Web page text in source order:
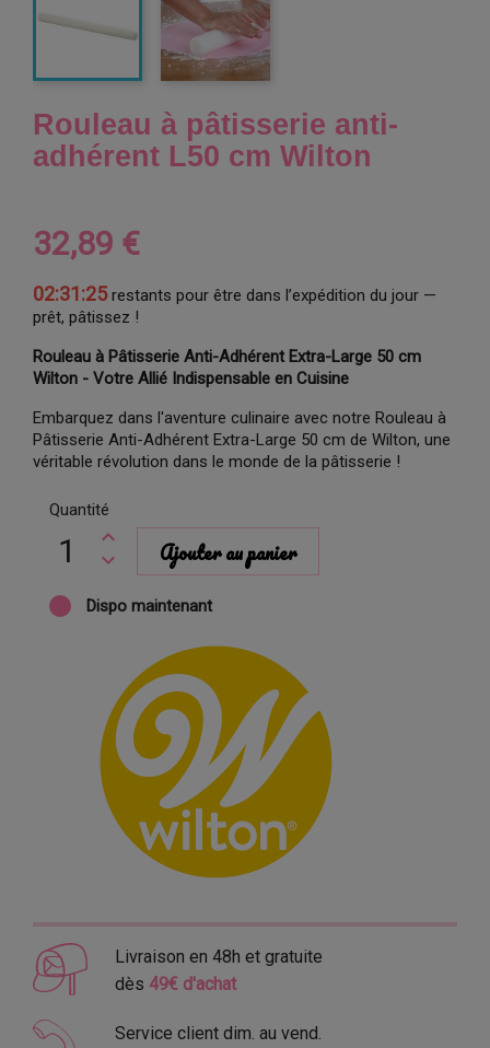
Rouleau à pâtisserie anti-
adhérent L50 cm Wilton
32,89 €
02:31:24restants pour être dans l’expédition du jour —
prêt, pâtissez !
Rouleau à Pâtisserie Anti-Adhérent Extra-Large 50 cm
Wilton - Votre Allié Indispensable en Cuisine
Embarquez dans l'aventure culinaire avec notre Rouleau à
Pâtisserie Anti-Adhérent Extra-Large 50 cm de Wilton, une
véritable révolution dans le monde de la pâtisserie !
Quantité
Ajouter au panier
Dispo maintenant
Livraison en 48h et gratuite
dès 49€ d'achat
Service client dim. au vend.